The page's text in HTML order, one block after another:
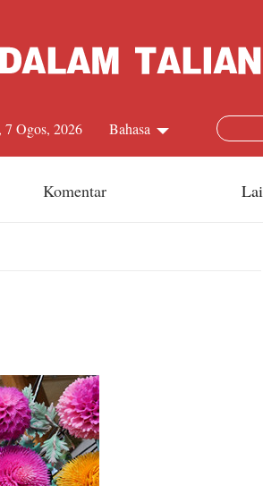
Bahasa
7 Ogos, 2026
Komentar